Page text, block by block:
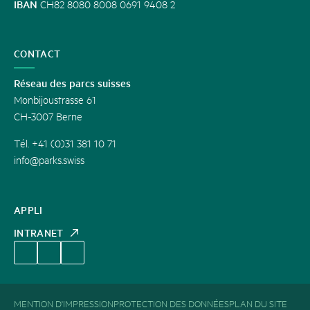
APPLI
INTRANET
IBAN CH82 8080 8008 0691 9408 2
CONTACT
Réseau des parcs suisses
Monbijoustrasse 61
CH-3007 Berne
Tél. +41 (0)31 381 10 71
info@parks.swiss
MENTION D'IMPRESSIONPROTECTION DES DONNÉESPLAN DU SITE